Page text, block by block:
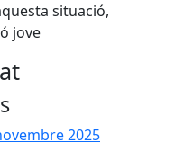
situació,
jove
2025